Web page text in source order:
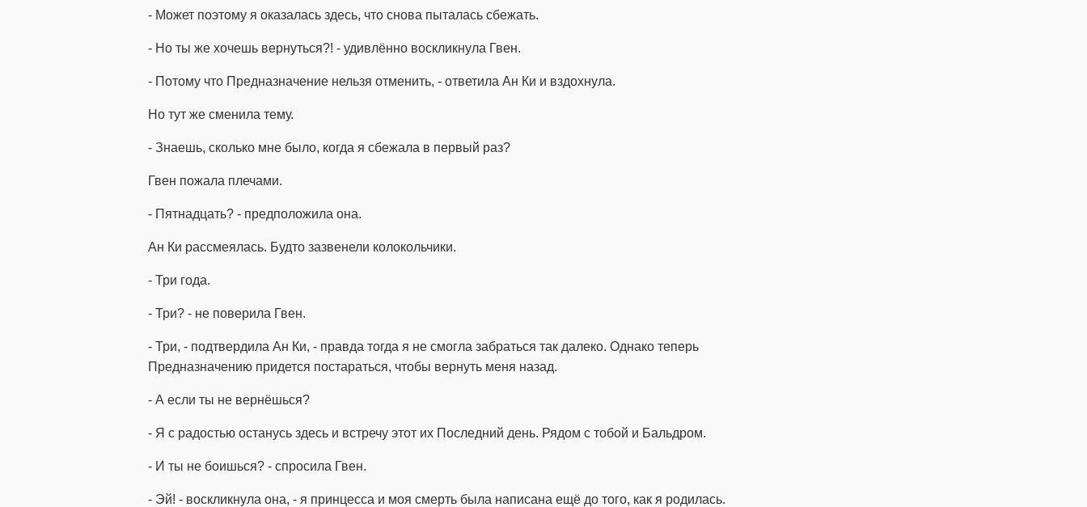
- Может поэтому я оказалась здесь, что снова пыталась сбежать.
- Но ты же хочешь вернуться?! - удивлённо воскликнула Гвен.
- Потому что Предназначение нельзя отменить, - ответила Ан Ки и вздохнула.
Но тут же сменила тему.
- Знаешь, сколько мне было, когда я сбежала в первый раз?
Гвен пожала плечами.
- Пятнадцать? - предположила она.
Ан Ки рассмеялась. Будто зазвенели колокольчики.
- Три года.
- Три? - не поверила Гвен.
- Три, - подтвердила Ан Ки, - правда тогда я не смогла забраться так далеко. Однако теперь
Предназначению придется постараться, чтобы вернуть меня назад.
- А если ты не вернёшься?
- Я с радостью останусь здесь и встречу этот их Последний день. Рядом с тобой и Бальдром.
- И ты не боишься? - спросила Гвен.
- Эй! - воскликнула она, - я принцесса и моя смерть была написана ещё до того, как я родилась.